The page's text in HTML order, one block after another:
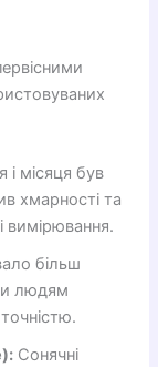
і місяця був
хмарності та
вимірювання.
більш
людям
Сонячні